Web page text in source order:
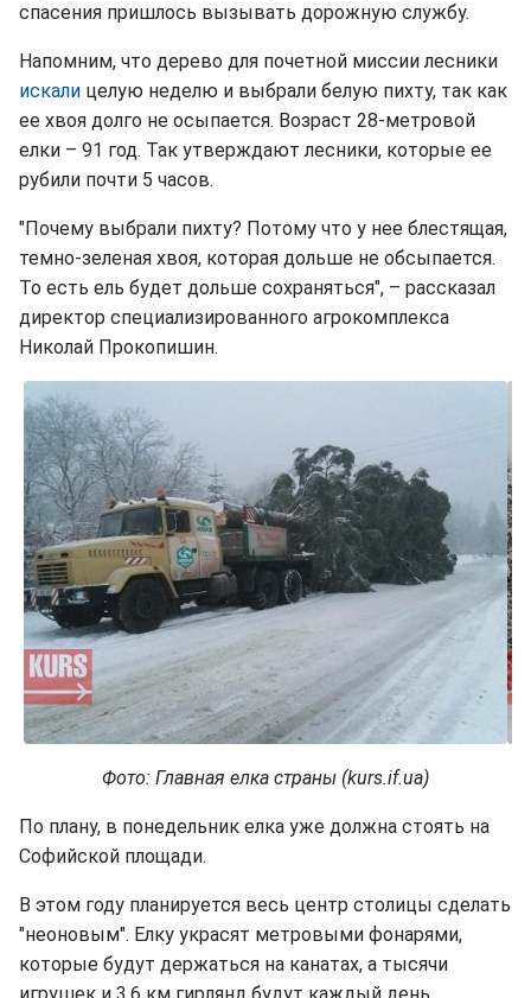
спасения пришлось вызывать дорожную службу.
Напомним, что дерево для почетной миссии лесники
искали целую неделю и выбрали белую пихту, так как
ее хвоя долго не осыпается. Возраст 28-метровой
елки – 91 год. Так утверждают лесники, которые ее
рубили почти 5 часов.
"Почему выбрали пихту? Потому что у нее блестящая,
темно-зеленая хвоя, которая дольше не обсыпается.
То есть ель будет дольше сохраняться", – рассказал
директор специализированного агрокомплекса
Николай Прокопишин.
Фото: Главная елка страны (kurs.if.ua)
По плану, в понедельник елка уже должна стоять на
Софийской площади.
В этом году планируется весь центр столицы сделать
"неоновым". Елку украсят метровыми фонарями,
которые будут держаться на канатах, а тысячи
игрушек и 3,6 км гирлянд будут каждый день